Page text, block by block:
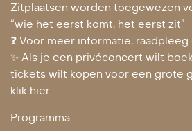
Zitplaatsen worden toegewezen
“wie het eerst komt, het eerst zit”
❓ Voor meer informatie, raadpleeg
✨ Als je een privéconcert wilt
tickets wilt kopen voor een grote
klik hier
Programma